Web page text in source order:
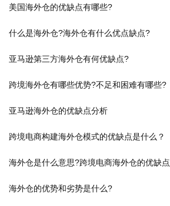
美国海外仓的优缺点有哪些?
什么是海外仓?海外仓有什么优点缺点?
亚马逊第三方海外仓有何优缺点?
跨境海外仓有哪些优势?不足和困难有哪些?
亚马逊海外仓的优缺点分析
跨境电商构建海外仓模式的优缺点是什么？
海外仓是什么意思?跨境电商海外仓的优缺点
海外仓的优势和劣势是什么?